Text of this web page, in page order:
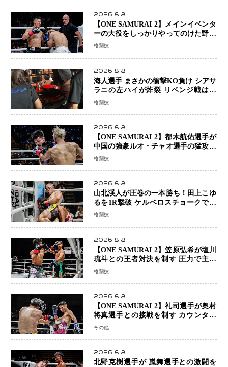
2026.8.8
【ONE SAMURAI 2】メインイベンタ
ーの大役をしっかりやってのけた野杁
正明が衝撃のリベンジ！ リウ・メン
ーで完全決着
格闘技
2026.8.8
海人選手 まさかの衝撃KO負け シアサ
ラニの左ハイが炸裂 リベンジ戦は一
瞬で決着
格闘技
2026.8.8
【ONE SAMURAI 2】都木航佑選手が
中国の強豪ルオ・チャオ選手の猛攻を
受けながらも的確な攻撃で応戦 最後
格闘技
2026.8.8
山北渓人が圧巻の一本勝ち！田上こゆ
るを1R撃破 ケルベロスチョークで存
在感を示す
格闘技
2026.8.8
【ONE SAMURAI 2】笠原弘希が塩川
琉斗との王者対決を制す 圧力で主導
権を握り判定勝利
格闘技
2026.8.8
【ONE SAMURAI 2】礼司選手が奥村
将真選手との接戦を制す カウンター
と正確な打撃で判定勝利
その他
2026.8.8
北野克樹選手が 嵐舞選手との激闘を